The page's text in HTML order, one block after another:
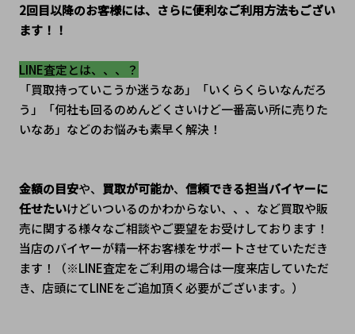
2回目以降のお客様には、さらに便利なご利用方法もござい
ます！！
LINE査定とは、、、？
「買取持っていこうか迷うなあ」「いくらくらいなんだろ
う」「何社も回るのめんどくさいけど一番高い所に売りた
いなあ」などのお悩みも素早く解決！
金額の目安や、 買取が可能か、 信頼できる担当バイヤーに
任せたいけどいついるのかわからない、、、など買取や販
売に関する様々なご相談やご要望をお受けしております！
当店のバイヤーが精一杯お客様をサポートさせていただき
ます！（※LINE査定をご利用の場合は一度来店していただ
き、店頭にてLINEをご追加頂く必要がございます。）